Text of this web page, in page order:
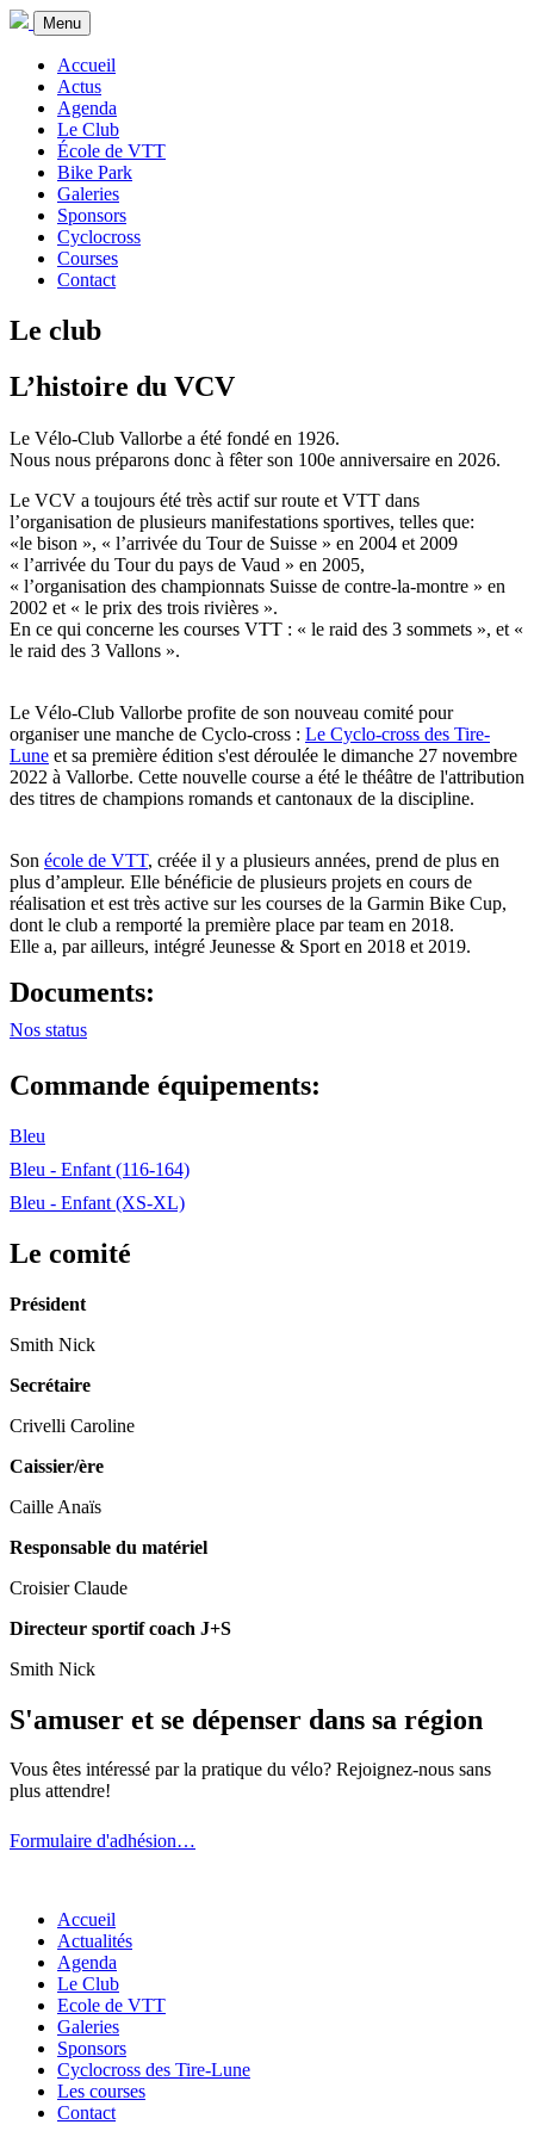
Menu
Accueil
Actus
Agenda
Le Club
École de VTT
Bike Park
Galeries
Sponsors
Cyclocross
Courses
Contact
Le club
L’histoire du VCV
Le Vélo-Club Vallorbe a été fondé en 1926.
Nous nous préparons donc à fêter son 100e anniversaire en 2026.
Le VCV a toujours été très actif sur route et VTT dans
l’organisation de plusieurs manifestations sportives, telles que:
«le bison », « l’arrivée du Tour de Suisse » en 2004 et 2009
« l’arrivée du Tour du pays de Vaud » en 2005,
« l’organisation des championnats Suisse de contre-la-montre » en
2002 et « le prix des trois rivières ».
En ce qui concerne les courses VTT : « le raid des 3 sommets », et «
le raid des 3 Vallons ».
Le Vélo-Club Vallorbe profite de son nouveau comité pour
organiser une manche de Cyclo-cross : Le Cyclo-cross des Tire-
Lune et sa première édition s'est déroulée le dimanche 27 novembre
2022 à Vallorbe. Cette nouvelle course a été le théâtre de l'attribution
des titres de champions romands et cantonaux de la discipline.
Son école de VTT, créée il y a plusieurs années, prend de plus en
plus d’ampleur. Elle bénéficie de plusieurs projets en cours de
réalisation et est très active sur les courses de la Garmin Bike Cup,
dont le club a remporté la première place par team en 2018.
Elle a, par ailleurs, intégré Jeunesse & Sport en 2018 et 2019.
Documents:
Nos status
Commande équipements:
Bleu
Bleu - Enfant (116-164)
Bleu - Enfant (XS-XL)
Le comité
Président
Smith Nick
Secrétaire
Crivelli Caroline
Caissier/ère
Caille Anaïs
Responsable du matériel
Croisier Claude
Directeur sportif coach J+S
Smith Nick
S'amuser et se dépenser dans sa région
Vous êtes intéressé par la pratique du vélo? Rejoignez-nous sans
plus attendre!
Formulaire d'adhésion…
Accueil
Actualités
Agenda
Le Club
Ecole de VTT
Galeries
Sponsors
Cyclocross des Tire-Lune
Les courses
Contact